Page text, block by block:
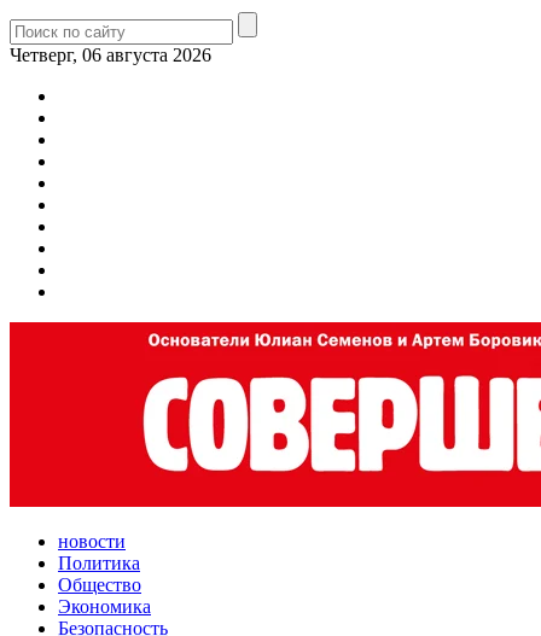
Четверг, 06 августа 2026
новости
Политика
Общество
Экономика
Безопасность